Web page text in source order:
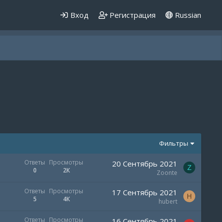
Вход Регистрация Russian
Фильтры
Ответы
0
Просмотры
2К
20 Сентябрь 2021
Zoonte
Z
Ответы
5
Просмотры
4К
17 Сентябрь 2021
hubert
H
Ответы Просмотры